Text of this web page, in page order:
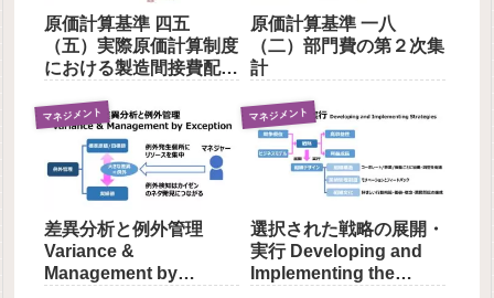
原価計算基準 四五
（五）実際原価計算制度
における製造間接費配賦
原価計算基準 一八
（二）部門費の第２次集
計
マネジメント
差異分析と例外管理
Variance &
Management by
マネジメント
選択された戦略の展開・
実行 Developing and
Implementing the